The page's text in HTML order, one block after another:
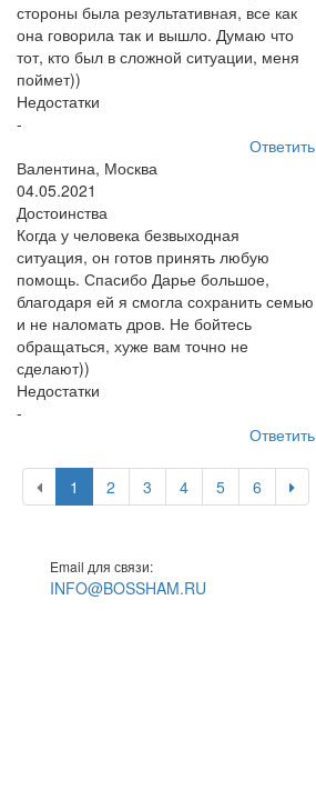
стороны была результативная, все как
она говорила так и вышло. Думаю что
тот, кто был в сложной ситуации, меня
поймет))
Недостатки
-
Ответить
Валентина, Москва
04.05.2021
Достоинства
Когда у человека безвыходная
ситуация, он готов принять любую
помощь. Спасибо Дарье большое,
благодаря ей я смогла сохранить семью
и не наломать дров. Не бойтесь
обращаться, хуже вам точно не
сделают))
Недостатки
-
Ответить
1 2 3 4 5 6
Email для связи:
INFO@BOSSHAM.RU